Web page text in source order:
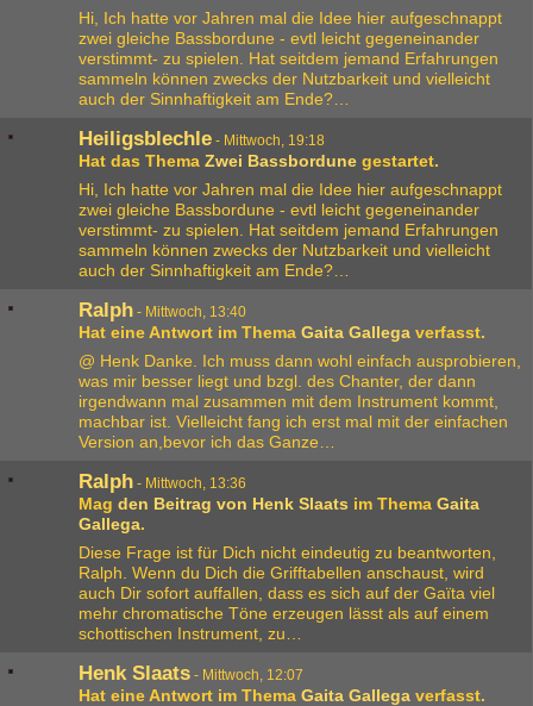
Hi, Ich hatte vor Jahren mal die Idee hier aufgeschnappt
zwei gleiche Bassbordune - evtl leicht gegeneinander
verstimmt- zu spielen. Hat seitdem jemand Erfahrungen
sammeln können zwecks der Nutzbarkeit und vielleicht
auch der Sinnhaftigkeit am Ende?…
Heiligsblechle - Mittwoch, 19:18
Hat das Thema Zwei Bassbordune gestartet.
Hi, Ich hatte vor Jahren mal die Idee hier aufgeschnappt
zwei gleiche Bassbordune - evtl leicht gegeneinander
verstimmt- zu spielen. Hat seitdem jemand Erfahrungen
sammeln können zwecks der Nutzbarkeit und vielleicht
auch der Sinnhaftigkeit am Ende?…
Ralph - Mittwoch, 13:40
Hat eine Antwort im Thema Gaita Gallega verfasst.
@ Henk Danke. Ich muss dann wohl einfach ausprobieren,
was mir besser liegt und bzgl. des Chanter, der dann
irgendwann mal zusammen mit dem Instrument kommt,
machbar ist. Vielleicht fang ich erst mal mit der einfachen
Version an,bevor ich das Ganze…
Ralph - Mittwoch, 13:36
Mag den Beitrag von Henk Slaats im Thema Gaita
Gallega.
Diese Frage ist für Dich nicht eindeutig zu beantworten,
Ralph. Wenn du Dich die Grifftabellen anschaust, wird
auch Dir sofort auffallen, dass es sich auf der Gaïta viel
mehr chromatische Töne erzeugen lässt als auf einem
schottischen Instrument, zu…
Henk Slaats - Mittwoch, 12:07
Hat eine Antwort im Thema Gaita Gallega verfasst.